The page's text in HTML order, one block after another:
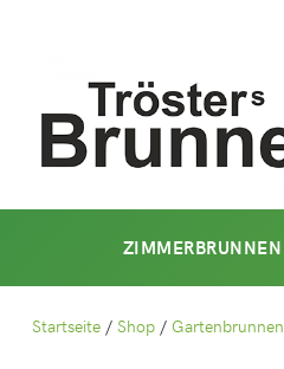
ZIMMERBRUNNEN
Startseite / Shop / Gartenbrunnen